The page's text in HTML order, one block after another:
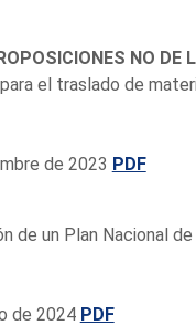
NO DE
el traslado de
de 2023 PDF
de un Plan Nacional
de 2024 PDF